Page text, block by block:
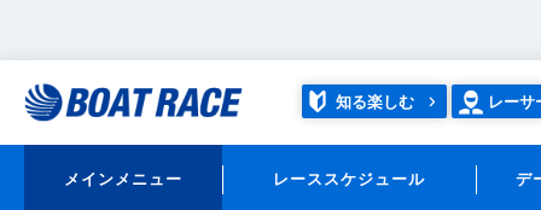
知る楽しむ レーサ
メインメニュー レーススケジュール デ